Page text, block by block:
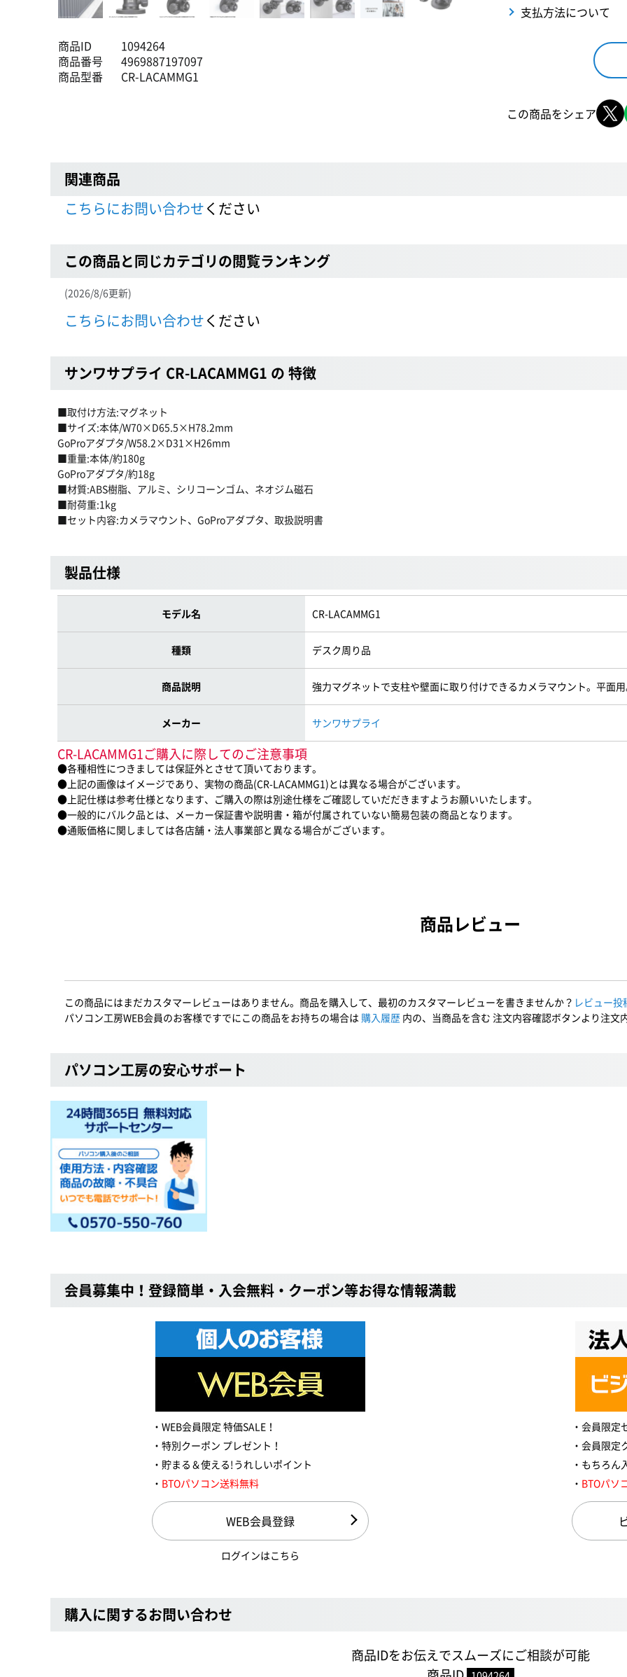
商品ID
1094264
商品番号
4969887197097
商品型番
CR-LACAMMG1
支払方法について
この商品をシェア
関連商品
こちらにお問い合わせください
この商品と同じカテゴリの閲覧ランキング
(2026/8/6更新)
こちらにお問い合わせください
サンワサプライ CR-LACAMMG1 の 特徴
■取付け方法:マグネット
■サイズ:本体/W70×D65.5×H78.2mm
GoProアダプタ/W58.2×D31×H26mm
■重量:本体/約180g
GoProアダプタ/約18g
■材質:ABS樹脂、アルミ、シリコーンゴム、ネオジム磁石
■耐荷重:1kg
■セット内容:カメラマウント、GoProアダプタ、取扱説明書
製品仕様
モデル名 CR-LACAMMG1
種類 デスク周り品
商品説明 強力マグネットで支柱や壁面に取り付けできるカメラマウント。平面
メーカー サンワサプライ
CR-LACAMMG1ご購入に際してのご注意事項
●各種相性につきましては保証外とさせて頂いております。
●上記の画像はイメージであり、実物の商品(CR-LACAMMG1)とは異なる場合がございます。
●上記仕様は参考仕様となります、ご購入の際は別途仕様をご確認していだだきますようお願いいたします。
●一般的にバルク品とは、メーカー保証書や説明書・箱が付属されていない簡易包装の商品となります。
●通販価格に関しましては各店舗・法人事業部と異なる場合がございます。
商品レビュー
この商品にはまだカスタマーレビューはありません。商品を購入して、最初のカスタマーレビューを書きませんか？ レビュー
パソコン工房WEB会員のお客様ですでにこの商品をお持ちの場合は 購入履歴 内の、当商品を含む 注文内容確認ボタンより注
パソコン工房の安心サポート
会員募集中！登録簡単・入会無料・クーポン等お得な情報満載
WEB会員限定 特価SALE！
特別クーポン プレゼント！
貯まる＆使える!うれしいポイント
BTOパソコン送料無料
WEB会員登録
ログインはこちら
会員限定
会員限定
もちろん
BTOパソ
購入に関するお問い合わせ
商品IDをお伝えでスムーズにご相談が可能